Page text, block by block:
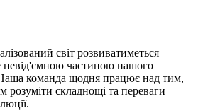
світ розвиватиметься
невід'ємною частиною нашого
команда щодня працює над тим,
розуміти складнощі та переваги